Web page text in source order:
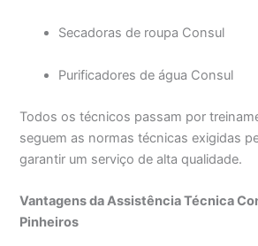
Secadoras de roupa Consul
Purificadores de água Consul
Todos os técnicos passam por
seguem as normas técnicas exigidas
garantir um serviço de alta qualidade.
Vantagens da Assistência Técnica
Pinheiros